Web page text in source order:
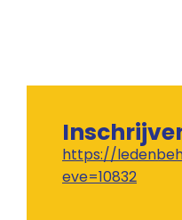
https://
eve=10832